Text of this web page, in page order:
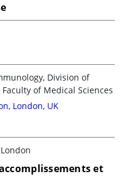
Division of
of Medical Sciences
London, UK
et